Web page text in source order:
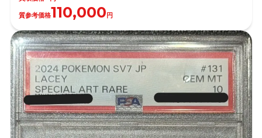
質参考価格110,000円